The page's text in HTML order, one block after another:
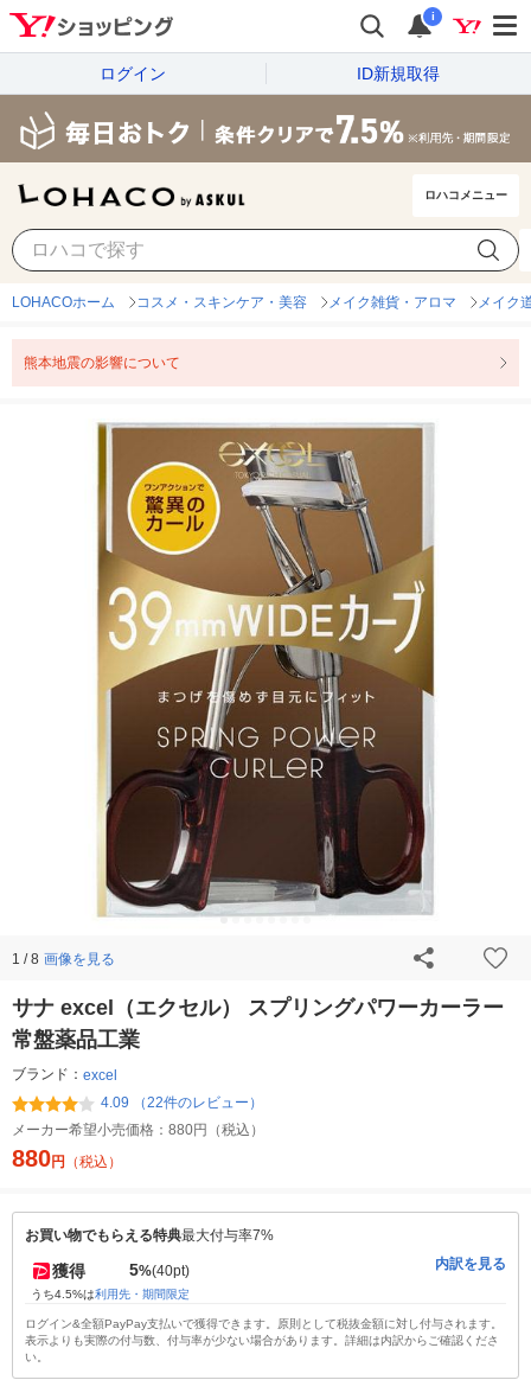
i
ログイン ID新規取得
ロハコメニュー
LOHACOホーム コスメ・スキンケア・美容 メイク雑貨・アロマ メイク
熊本地震の影響について
1 / 8 画像を見る
サナ excel（エクセル） スプリングパワーカーラー
常盤薬品工業
ブランド： excel
4.09 （22件のレビュー）
メーカー希望小売価格： 880円（税込）
880円 （税込）
お買い物でもらえる特典最大付与率7%
獲得 5%(40pt)
うち4.5%は利用先・期間限定
内訳を見る
ログイン&全額PayPay支払いで獲得できます。原則として税抜金額に対し付与されます。
表示よりも実際の付与数、付与率が少ない場合があります。詳細は内訳からご確認くださ
い。